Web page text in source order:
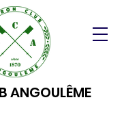
ANGOULÊME